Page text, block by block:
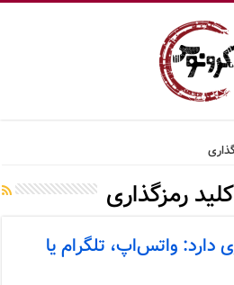
کلید رمزگذاری
واتس‌اپ، تلگرام یا